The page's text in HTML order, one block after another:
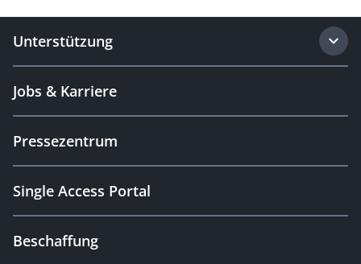
Unterstützung
Jobs & Karriere
Pressezentrum
Single Access Portal
Beschaffung